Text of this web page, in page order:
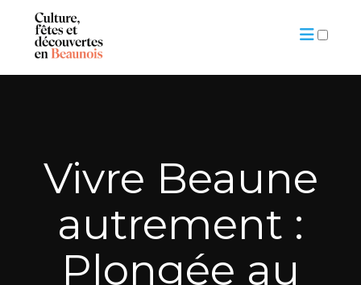
Vivre Beaune
autrement :
Plongée au